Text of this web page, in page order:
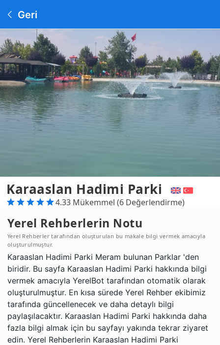
Geri
Karaaslan Hadimi Parki
4.33 Mükemmel (6 Değerlendirme)
Yerel Rehberlerin Notu
Yerel Rehberler tarafından oluşturulan bu makale bilgi vermek amacıyla
oluşturulmuştur.
Karaaslan Hadimi Parki Meram bulunan Parklar 'den
biridir. Bu sayfa Karaaslan Hadimi Parki hakkında bilgi
vermek amacıyla YerelBot tarafından otomatik olarak
oluşturulmuştur. En kısa sürede Yerel Rehber ekibimiz
tarafında güncellenecek ve daha detaylı bilgi
paylaşılacaktır. Karaaslan Hadimi Parki hakkında daha
fazla bilgi almak için bu sayfayı yakında tekrar ziyaret
edin. Yerel Rehberlerin Karaaslan Hadimi Parki